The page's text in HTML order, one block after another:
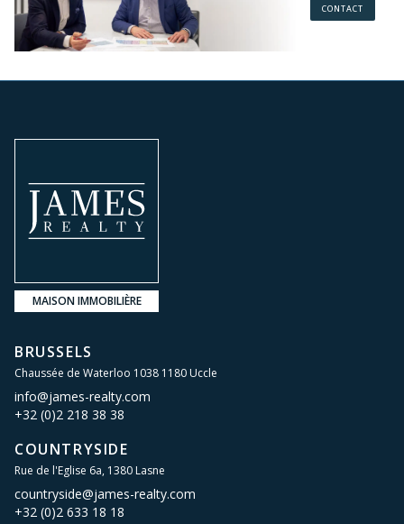
CONTACT
MAISON IMMOBILIÈRE
BRUSSELS
Chaussée de Waterloo 1038 1180 Uccle
info@james-realty.com
+32 (0)2 218 38 38
COUNTRYSIDE
Rue de l'Eglise 6a, 1380 Lasne
countryside@james-realty.com
+32 (0)2 633 18 18